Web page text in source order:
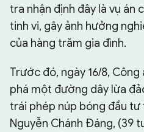
tra nhận định đây là vụ án
tinh vi, gây ảnh hưởng
của hàng trăm gia đình.
Trước đó, ngày 16/8,
phá một đường dây lừa
trái phép núp bóng đầu
Nguyễn Chánh Đáng, (39